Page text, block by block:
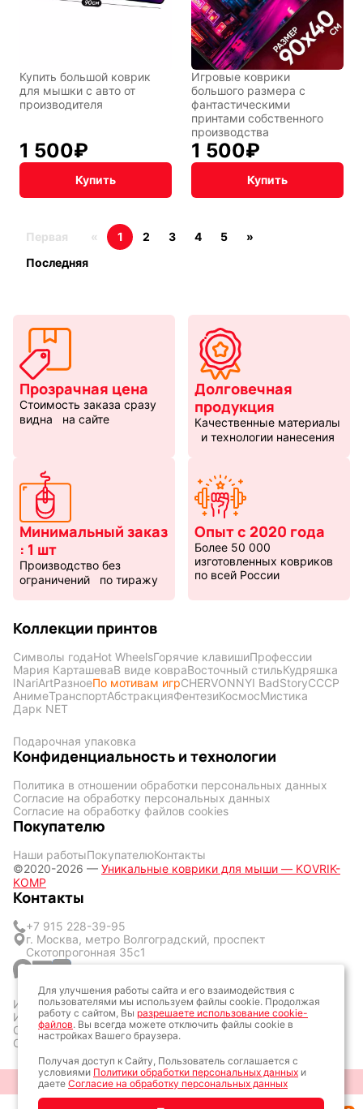
Купить большой коврик
для мышки с авто от
производителя
1 500₽
Купить
Игровые коврики
большого размера с
фантастическими
принтами собственного
производства
1 500₽
Купить
Первая « 1 2 3 4 5
»
Последняя
Прозрачная цена
Стоимость заказа сразу
видна на сайте
Долговечная
продукция
Качественные материалы
и технологии нанесения
Минимальный заказ
: 1 шт
Производство без
ограничений по тиражу
Опыт с 2020 года
Более 50 000
изготовленных ковриков
по всей России
Коллекции принтов
Символы годаHot WheelsГорячие клавишиПрофессии
Мария КарташеваВ виде ковраВосточный стильКудряшка
INariArtРазноеПо мотивам игрCHERVONNYI BadStoryСССР
АнимеТранспортАбстракцияФентезиКосмосМистика
Дарк NET
Подарочная упаковка
Конфиденциальность и технологии
Политика в отношении обработки персональных данных
Согласие на обработку персональных данных
Согласие на обработку файлов cookies
Покупателю
Наши работыПокупателюКонтакты
©2020-2026 — Уникальные коврики для мыши — KOVRIK-
KOMP
Контакты
+7 915 228-39-95
г. Москва, метро Волгоградский, проспект
Скотопрогонная 35с1
ИП Кличук Оксана Сергеевна
ИНН: 773428377057
ОГРН: 323774600160161
ОКТМО: 45387000
Разработка сайта: Алексей Колпаков
Для улучшения работы сайта и его взаимодействия с
пользователями мы используем файлы cookie. Продолжая
работу с сайтом, Вы разрешаете использование cookie-
файлов. Вы всегда можете отключить файлы cookie в
настройках Вашего браузера.
Получая доступ к Сайту, Пользователь соглашается с
условиями Политики обработки персональных данных и
даетеСогласие на обработку персональных данных